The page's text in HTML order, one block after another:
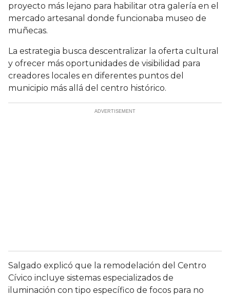
proyecto más lejano para habilitar otra galería en el
mercado artesanal donde funcionaba museo de
muñecas.
La estrategia busca descentralizar la oferta cultural
y ofrecer más oportunidades de visibilidad para
creadores locales en diferentes puntos del
municipio más allá del centro histórico.
Salgado explicó que la remodelación del Centro
Cívico incluye sistemas especializados de
iluminación con tipo específico de focos para no